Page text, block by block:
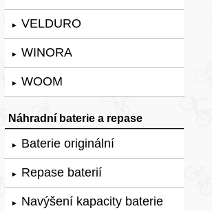
► VELDURO
► WINORA
► WOOM
Náhradní baterie a repase
► Baterie originální
► Repase baterií
► Navýšení kapacity baterie